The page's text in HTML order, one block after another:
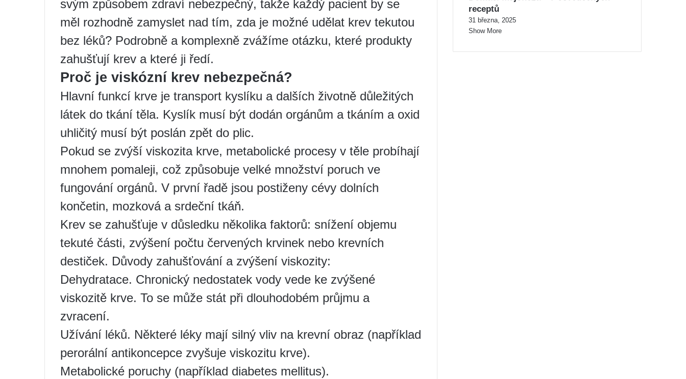
svým způsobem zdraví nebezpečný, takže každý pacient by se
měl rozhodně zamyslet nad tím, zda je možné udělat krev tekutou
bez léků? Podrobně a komplexně zvážíme otázku, které produkty
zahušťují krev a které ji ředí.
Proč je viskózní krev nebezpečná?
Hlavní funkcí krve je transport kyslíku a dalších životně důležitých
látek do tkání těla. Kyslík musí být dodán orgánům a tkáním a oxid
uhličitý musí být poslán zpět do plic.
Pokud se zvýší viskozita krve, metabolické procesy v těle probíhají
mnohem pomaleji, což způsobuje velké množství poruch ve
fungování orgánů. V první řadě jsou postiženy cévy dolních
končetin, mozková a srdeční tkáň.
Krev se zahušťuje v důsledku několika faktorů: snížení objemu
tekuté části, zvýšení počtu červených krvinek nebo krevních
destiček. Důvody zahušťování a zvýšení viskozity:
Dehydratace. Chronický nedostatek vody vede ke zvýšené
viskozitě krve. To se může stát při dlouhodobém průjmu a
zvracení.
Užívání léků. Některé léky mají silný vliv na krevní obraz (například
perorální antikoncepce zvyšuje viskozitu krve).
Metabolické poruchy (například diabetes mellitus).
receptů
31 března, 2025
Show More